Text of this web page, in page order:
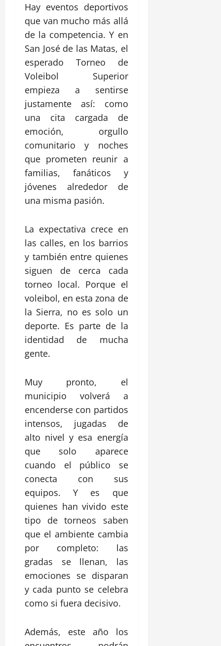
Hay eventos deportivos
que van mucho más allá
de la competencia. Y en
San José de las Matas, el
esperado Torneo de
Voleibol Superior
empieza a sentirse
justamente así: como
una cita cargada de
emoción, orgullo
comunitario y noches
que prometen reunir a
familias, fanáticos y
jóvenes alrededor de
una misma pasión.
La expectativa crece en
las calles, en los barrios
y también entre quienes
siguen de cerca cada
torneo local. Porque el
voleibol, en esta zona de
la Sierra, no es solo un
deporte. Es parte de la
identidad de mucha
gente.
Muy pronto, el
municipio volverá a
encenderse con partidos
intensos, jugadas de
alto nivel y esa energía
que solo aparece
cuando el público se
conecta con sus
equipos. Y es que
quienes han vivido este
tipo de torneos saben
que el ambiente cambia
por completo: las
gradas se llenan, las
emociones se disparan
y cada punto se celebra
como si fuera decisivo.
Además, este año los